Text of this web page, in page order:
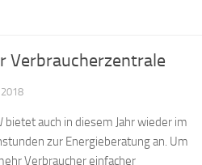
Verbraucherzentrale
2018
bietet auch in diesem Jahr wieder im
zur Energieberatung an. Um
Verbraucher einfacher